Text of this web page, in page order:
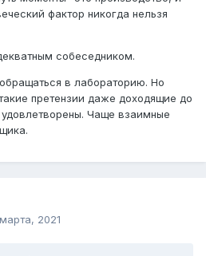
фактор никогда нельзя
собеседником.
в лабораторию. Но
претензии даже доходящие до
Чаще взаимные
2021